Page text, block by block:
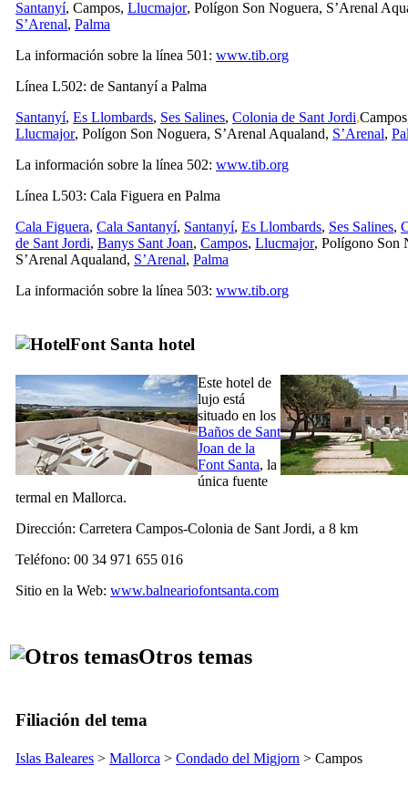
Santanyí, Campos, Llucmajor, Polígon Son Noguera, S’Arenal
S’Arenal, Palma
La información sobre la línea 501: www.tib.org
Línea L502: de Santanyía Palma
Santanyí, Es Llombards, Ses Salines, Colonia de Sant Jordi,Campos
Llucmajor, Polígon Son Noguera, S’Arenal Aqualand, S’Arenal,
La información sobre la línea 502: www.tib.org
Línea L503: Cala Figuera en Palma
Cala Figuera, Cala Santanyí, Santanyí, Es Llombards, Ses Salines,
de Sant Jordi, Banys Sant Joan, Campos, Llucmajor, Polígono Son
S’Arenal Aqualand, S’Arenal, Palma
La información sobre la línea 503: www.tib.org
Font Santa hotel
Este hotel de
lujo está
situado en los
Baños de Sant
Joan de la
Font Santa, la
única fuente
termal en Mallorca.
Dirección: Carretera Campos-Colonia de Sant Jordi, a 8 km
Teléfono: 00 34 971 655 016
Sitio en la Web: www.balneariofontsanta.com
Otros temas
Filiación del tema
Islas Baleares > Mallorca > Condado del Migjorn > Campos